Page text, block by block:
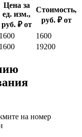
Цена за
ед. изм.,
руб. ₽ от
Стоимость,
руб. ₽ от
1600
1600
1600 19200
на номер